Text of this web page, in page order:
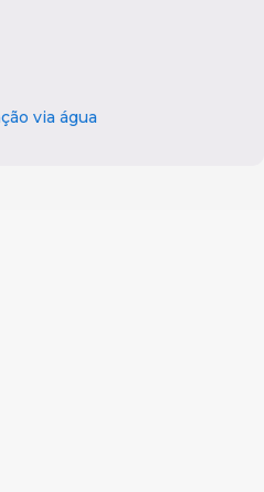
via água